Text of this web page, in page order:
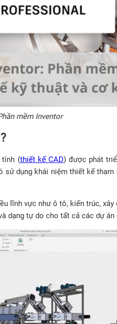
mềm Inventor
tính (thiết kế CAD) được phát
sử dụng khái niệm thiết kế
lĩnh vực như ô tô, kiến ​​trúc, xây
dạng tự do cho tất cả các dự án